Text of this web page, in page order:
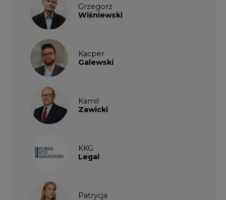
Grzegorz
Wiśniewski
Kacper
Galewski
Kamil
Zawicki
KKG
Legal
Patrycja